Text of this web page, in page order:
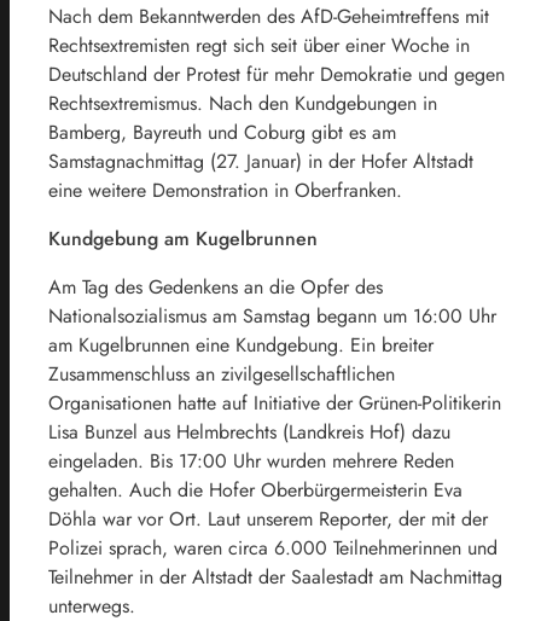
Nach dem Bekanntwerden des AfD-Geheimtreffens mit
Rechtsextremisten regt sich seit über einer Woche in
Deutschland der Protest für mehr Demokratie und gegen
Rechtsextremismus. Nach den Kundgebungen in
Bamberg, Bayreuth und Coburg gibt es am
Samstagnachmittag (27. Januar) in der Hofer Altstadt
eine weitere Demonstration in Oberfranken.
Kundgebung am Kugelbrunnen
Am Tag des Gedenkens an die Opfer des
Nationalsozialismus am Samstag begann um 16:00 Uhr
am Kugelbrunnen eine Kundgebung. Ein breiter
Zusammenschluss an zivilgesellschaftlichen
Organisationen hatte auf Initiative der Grünen-Politikerin
Lisa Bunzel aus Helmbrechts (Landkreis Hof) dazu
eingeladen. Bis 17:00 Uhr wurden mehrere Reden
gehalten. Auch die Hofer Oberbürgermeisterin Eva
Döhla war vor Ort. Laut unserem Reporter, der mit der
Polizei sprach, waren circa 6.000 Teilnehmerinnen und
Teilnehmer in der Altstadt der Saalestadt am Nachmittag
unterwegs.